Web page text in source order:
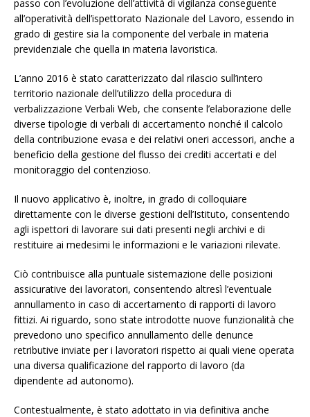
passo con l’evoluzione dell’attività di vigilanza conseguente
all’operatività dell’ispettorato Nazionale del Lavoro, essendo in
grado di gestire sia la componente del verbale in materia
previdenziale che quella in materia lavoristica.
L’anno 2016 è stato caratterizzato dal rilascio sull’intero
territorio nazionale dell’utilizzo della procedura di
verbalizzazione Verbali Web, che consente l’elaborazione delle
diverse tipologie di verbali di accertamento nonché il calcolo
della contribuzione evasa e dei relativi oneri accessori, anche a
beneficio della gestione del flusso dei crediti accertati e del
monitoraggio del contenzioso.
Il nuovo applicativo è, inoltre, in grado di colloquiare
direttamente con le diverse gestioni dell’Istituto, consentendo
agli ispettori di lavorare sui dati presenti negli archivi e di
restituire ai medesimi le informazioni e le variazioni rilevate.
Ciò contribuisce alla puntuale sistemazione delle posizioni
assicurative dei lavoratori, consentendo altresì l’eventuale
annullamento in caso di accertamento di rapporti di lavoro
fittizi. Ai riguardo, sono state introdotte nuove funzionalità che
prevedono uno specifico annullamento delle denunce
retributive inviate per i lavoratori rispetto ai quali viene operata
una diversa qualificazione del rapporto di lavoro (da
dipendente ad autonomo).
Contestualmente, è stato adottato in via definitiva anche